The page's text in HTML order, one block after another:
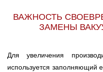
ВАЖНОСТЬ
ЗАМЕНЫ
Для увеличения
используется заполняющий